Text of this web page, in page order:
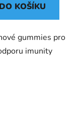
DO KOŠÍKU
gummies pro
imunity